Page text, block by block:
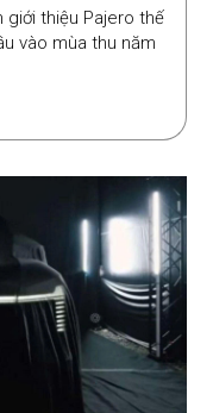
giới thiệu Pajero thế
vào mùa thu năm